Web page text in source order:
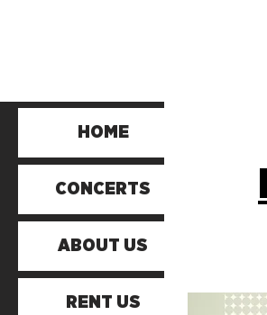
HOME
CONCERTS
ABOUT US
RENT US